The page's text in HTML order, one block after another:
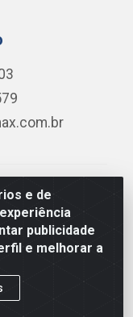
e de
publicidade
e melhorar a
- RODOVIA
- Muribeca,
- CNPJ